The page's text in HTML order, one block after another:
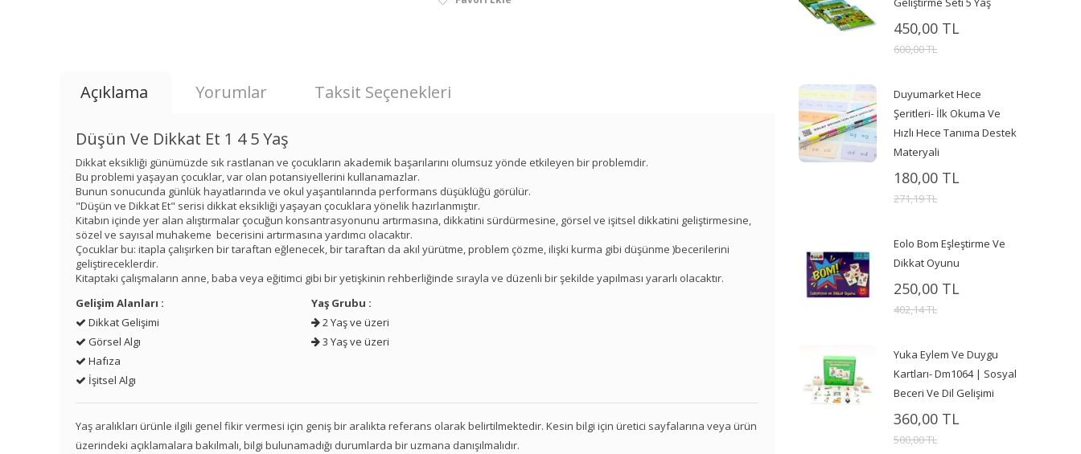
Açıklama Yorumlar Taksit Seçenekleri
Düşün Ve Dikkat Et 1 4 5 Yaş
Dikkat eksikliği günümüzde sık rastlanan ve çocukların akademik başarılarını olumsuz yönde etkileyen bir problemdir.
Bu problemi yaşayan çocuklar, var olan potansiyellerini kullanamazlar.
Bunun sonucunda günlük hayatlarında ve okul yaşantılarında performans düşüklüğü görülür.
"Düşün ve Dikkat Et" serisi dikkat eksikliği yaşayan çocuklara yönelik hazırlanmıştır.
Kitabın içinde yer alan alıştırmalar çocuğun konsantrasyonunu artırmasına, dikkatini sürdürmesine, görsel ve işitsel dikkatini geliştirmesine,
sözel ve sayısal muhakeme becerisini artırmasına yardımcı olacaktır.
Çocuklar bu: itapla çalışırken bir taraftan eğlenecek, bir taraftan da akıl yürütme, problem çözme, ilişki kurma gibi düşünme )becerilerini
geliştireceklerdir.
Kitaptaki çalışmaların anne, baba veya eğitimci gibi bir yetişkinin rehberliğinde sırayla ve düzenli bir şekilde yapılması yararlı olacaktır.
Gelişim Alanları :
Dikkat Gelişimi
Görsel Algı
Hafıza
İşitsel Algı
Yaş Grubu :
2 Yaş ve üzeri
3 Yaş ve üzeri
Yaş aralıkları ürünle ilgili genel fikir vermesi için geniş bir aralıkta referans olarak belirtilmektedir. Kesin bilgi için üretici sayfalarına veya ürün
üzerindeki açıklamalara bakılmalı, bilgi bulunamadığı durumlarda bir uzmana danışılmalıdır.
450,00 TL
600,00 TL
Duyumarket Hece
Şeritleri- İlk Okuma Ve
Hızlı Hece Tanıma Destek
Materyali
180,00 TL
271,19 TL
Eolo Bom Eşleştirme Ve
Dikkat Oyunu
250,00 TL
402,14 TL
Yuka Eylem Ve Duygu
Kartları- Dm1064 | Sosyal
Beceri Ve Dil Gelişimi
360,00 TL
500,00 TL